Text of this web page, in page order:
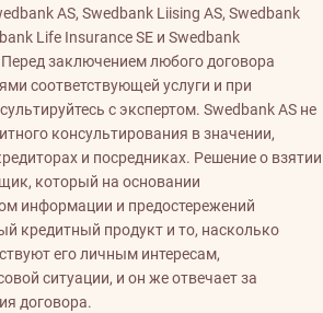
AS, Swedbank Liising AS, Swedbank
Life Insurance SE и Swedbank
заключением любого договора
соответствующей услуги и при
с экспертом. Swedbank AS не
консультирования в значении,
и посредниках. Решение о взятии
который на основании
информации и предостережений
кредитный продукт и то, насколько
его личным интересам,
ситуации, и он же отвечает за
договора.